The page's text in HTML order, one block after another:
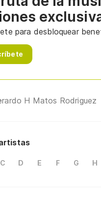
para desbloquear
H Matos Rodriguez
C D E F G H